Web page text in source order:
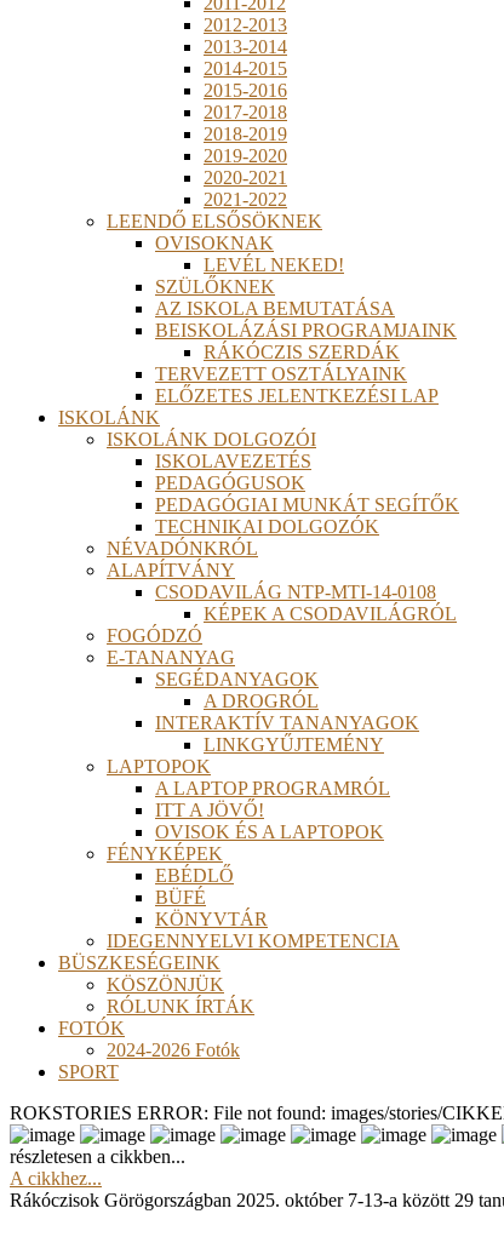
2012-2013
2013-2014
2014-2015
2015-2016
2017-2018
2018-2019
2019-2020
2020-2021
2021-2022
LEENDŐ ELSŐSÖKNEK
OVISOKNAK
LEVÉL NEKED!
SZÜLŐKNEK
AZ ISKOLA BEMUTATÁSA
BEISKOLÁZÁSI PROGRAMJAINK
RÁKÓCZIS SZERDÁK
TERVEZETT OSZTÁLYAINK
ELŐZETES JELENTKEZÉSI LAP
ISKOLÁNK
ISKOLÁNK DOLGOZÓI
ISKOLAVEZETÉS
PEDAGÓGUSOK
PEDAGÓGIAI MUNKÁT SEGÍTŐK
TECHNIKAI DOLGOZÓK
NÉVADÓNKRÓL
ALAPÍTVÁNY
CSODAVILÁG NTP-MTI-14-0108
KÉPEK A CSODAVILÁGRÓL
FOGÓDZÓ
E-TANANYAG
SEGÉDANYAGOK
A DROGRÓL
INTERAKTÍV TANANYAGOK
LINKGYŰJTEMÉNY
LAPTOPOK
A LAPTOP PROGRAMRÓL
ITT A JÖVŐ!
OVISOK ÉS A LAPTOPOK
FÉNYKÉPEK
EBÉDLŐ
BÜFÉ
KÖNYVTÁR
IDEGENNYELVI KOMPETENCIA
BÜSZKESÉGEINK
KÖSZÖNJÜK
RÓLUNK ÍRTÁK
FOTÓK
2024-2026 Fotók
SPORT
ROKSTORIES ERROR: File not found: images/stories/
részletesen a cikkben...
A cikkhez...
Rákóczisok Görögországban 2025. október 7-13-a között 29